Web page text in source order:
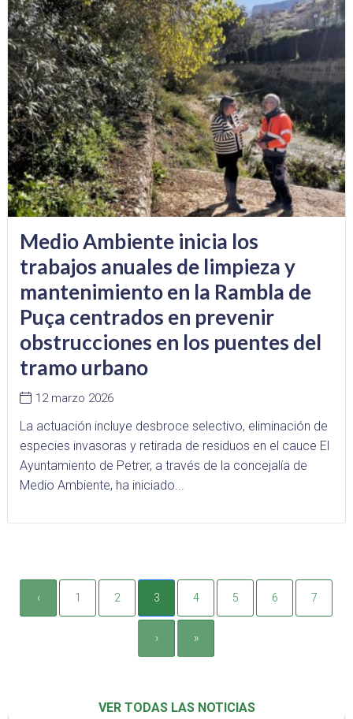
Medio Ambiente inicia los
trabajos anuales de limpieza y
mantenimiento en la Rambla de
Puça centrados en prevenir
obstrucciones en los puentes del
tramo urbano
12 marzo 2026
La actuación incluye desbroce selectivo, eliminación de
especies invasoras y retirada de residuos en el cauce El
Ayuntamiento de Petrer, a través de la concejalía de
Medio Ambiente, ha iniciado...
‹ 1 2 3 4 5 6 7
› »
VER TODAS LAS NOTICIAS